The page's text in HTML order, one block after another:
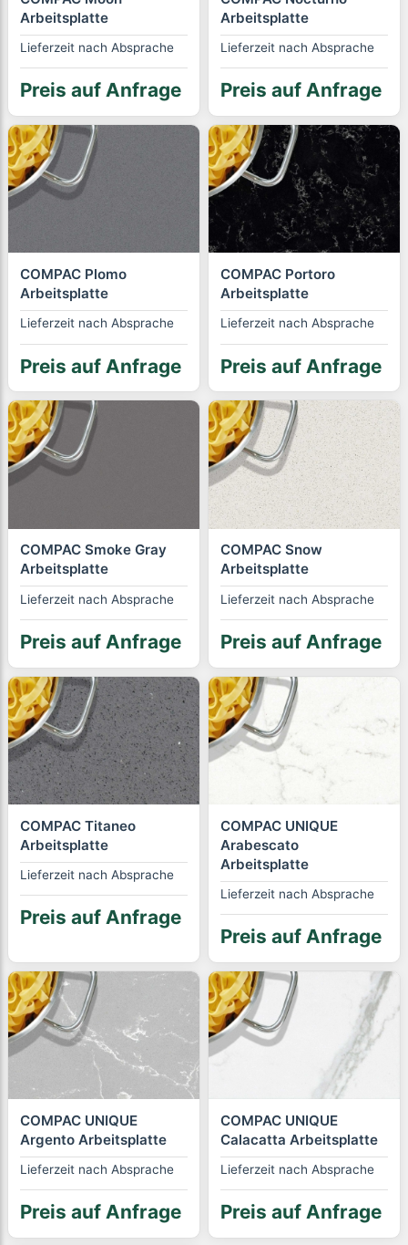
Arbeitsplatte
Lieferzeit nach Absprache
Preis auf Anfrage
Arbeitsplatte
Lieferzeit nach Absprache
Preis auf Anfrage
COMPAC Plomo
Arbeitsplatte
Lieferzeit nach Absprache
Preis auf Anfrage
COMPAC Portoro
Arbeitsplatte
Lieferzeit nach Absprache
Preis auf Anfrage
COMPAC Smoke Gray
Arbeitsplatte
Lieferzeit nach Absprache
Preis auf Anfrage
COMPAC Snow
Arbeitsplatte
Lieferzeit nach Absprache
Preis auf Anfrage
COMPAC Titaneo
Arbeitsplatte
Lieferzeit nach Absprache
Preis auf Anfrage
COMPAC UNIQUE
Arabescato
Arbeitsplatte
Lieferzeit nach Absprache
Preis auf Anfrage
COMPAC UNIQUE
Argento Arbeitsplatte
Lieferzeit nach Absprache
Preis auf Anfrage
COMPAC UNIQUE
Calacatta Arbeitsplatte
Lieferzeit nach Absprache
Preis auf Anfrage